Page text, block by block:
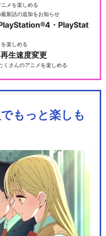
メを楽しめる
新話の追加をお知らせ
・PlayStat
楽しめる
生速度変更
くさんのアニメを楽しめる
もっと楽しも